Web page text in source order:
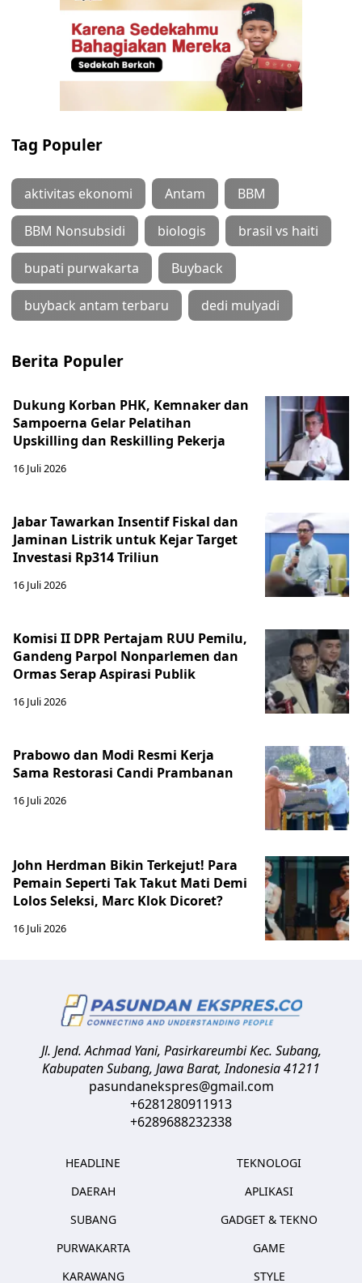
Tag Populer
aktivitas ekonomi Antam BBM
BBM Nonsubsidi biologis brasil vs haiti
bupati purwakarta Buyback
buyback antam terbaru dedi mulyadi
Berita Populer
Dukung Korban PHK, Kemnaker dan
Sampoerna Gelar Pelatihan
Upskilling dan Reskilling Pekerja
16 Juli 2026
Jabar Tawarkan Insentif Fiskal dan
Jaminan Listrik untuk Kejar Target
Investasi Rp314 Triliun
16 Juli 2026
Komisi II DPR Pertajam RUU Pemilu,
Gandeng Parpol Nonparlemen dan
Ormas Serap Aspirasi Publik
16 Juli 2026
Prabowo dan Modi Resmi Kerja
Sama Restorasi Candi Prambanan
16 Juli 2026
John Herdman Bikin Terkejut! Para
Pemain Seperti Tak Takut Mati Demi
Lolos Seleksi, Marc Klok Dicoret?
16 Juli 2026
Jl. Jend. Achmad Yani, Pasirkareumbi Kec. Subang,
Kabupaten Subang, Jawa Barat,Indonesia41211
pasundanekspres@gmail.com
+6281280911913
+6289688232338
HEADLINE
DAERAH
SUBANG
PURWAKARTA
KARAWANG
TEKNOLOGI
APLIKASI
GADGET & TEKNO
GAME
STYLE